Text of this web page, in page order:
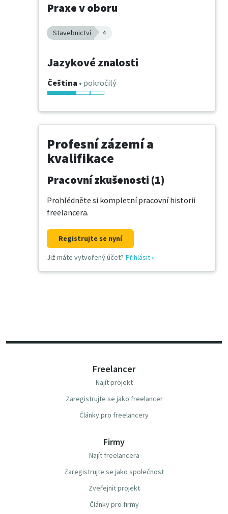
Praxe v oboru
Stavebnictví 4
Jazykové znalosti
Čeština • pokročilý
Profesní zázemí a
kvalifikace
Pracovní zkušenosti (1)
Prohlédněte si kompletní pracovní historii
freelancera.
Registrujte se nyní
Již máte vytvořený účet? Přihlásit»
Freelancer
Najít projekt
Zaregistrujte se jako freelancer
Články pro freelancery
Firmy
Najít freelancera
Zaregistrujte se jako společnost
Zveřejnit projekt
Články pro firmy